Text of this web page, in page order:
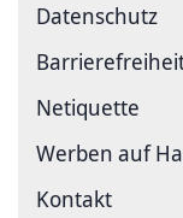
Datenschutz
Netiquette
Werben auf
Kontakt